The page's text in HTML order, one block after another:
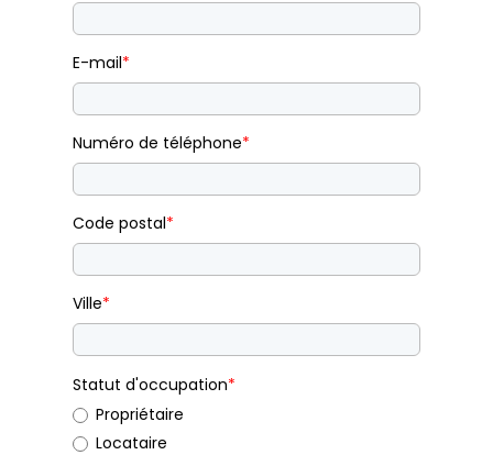
E-mail*
Numéro de téléphone*
Code postal*
Ville*
Statut d'occupation*
Propriétaire
Locataire